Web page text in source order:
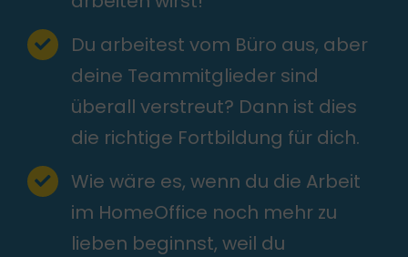
Du arbeitest vom Büro aus, aber
deine Teammitglieder sind
überall verstreut? Dann ist dies
die richtige Fortbildung für dich.
Wie wäre es, wenn du die Arbeit
im HomeOffice noch mehr zu
lieben beginnst, weil du